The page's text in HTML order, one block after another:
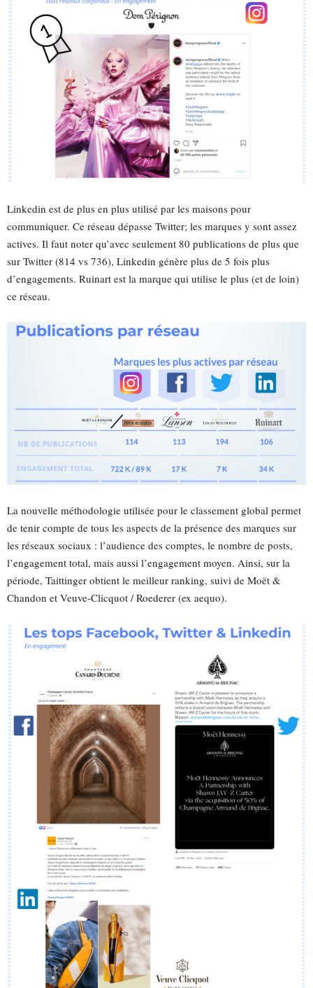
Linkedin est de plus en plus utilisé par les maisons pour
communiquer. Ce réseau dépasse Twitter; les marques y sont assez
actives. Il faut noter qu’avec seulement 80 publications de plus que
sur Twitter (814 vs 736), Linkedin génère plus de 5 fois plus
d’engagements. Ruinart est la marque qui utilise le plus (et de loin)
ce réseau.
La nouvelle méthodologie utilisée pour le classement global permet
de tenir compte de tous les aspects de la présence des marques sur
les réseaux sociaux : l’audience des comptes, le nombre de posts,
l’engagement total, mais aussi l’engagement moyen. Ainsi, sur la
période, Taittinger obtient le meilleur ranking, suivi de Moët &
Chandon et Veuve-Clicquot / Roederer (ex aequo).